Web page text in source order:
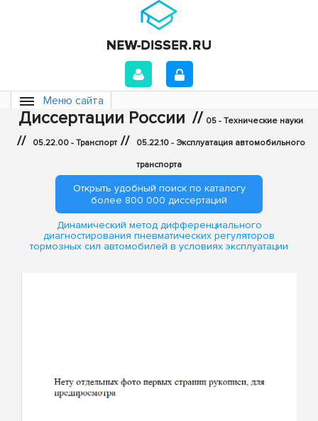
Меню сайта
Диссертации России // 05 - Технические науки
// 05.22.00 - Транспорт // 05.22.10 - Эксплуатация автомобильного
транспорта
Открыть удобный поиск по каталогу
более 800 000 диссертаций
Динамический метод дифференциального
диагностирования пневматических регуляторов
тормозных сил автомобилей в условиях эксплуатации